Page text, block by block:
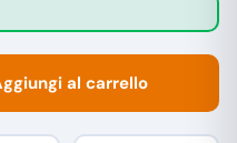
al carrello